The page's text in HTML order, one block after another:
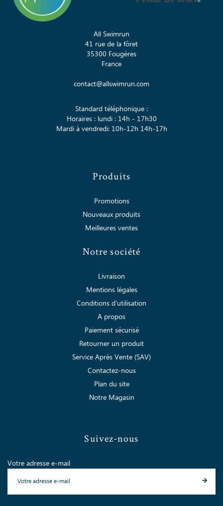
All Swimrun
41 rue de la fôret
35300 Fougères
France
contact@allswimrun.com
Standard téléphonique :
Horaires : lundi : 14h - 17h30
Mardi à vendredi: 10h-12h 14h-17h
Produits
Promotions
Nouveaux produits
Meilleures ventes
Notre société
Livraison
Mentions légales
Conditions d'utilisation
A propos
Paiement sécurisé
Retourner un produit
Service Après Vente (SAV)
Contactez-nous
Plan du site
Notre Magasin
Suivez-nous
Votre adresse e-mail